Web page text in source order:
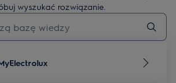
wyszukać rozwiązanie.
dotyczący pomocy